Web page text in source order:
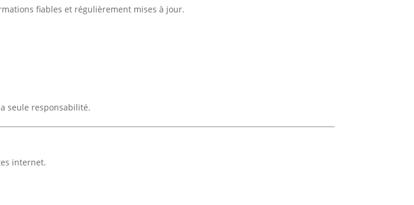
fiables et régulièrement mises à jour.
seule responsabilité.
internet.